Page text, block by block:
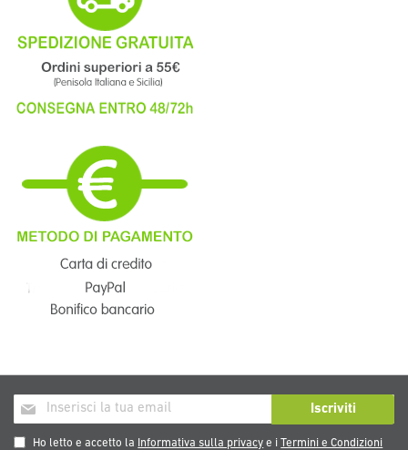
Iscriviti
alla
nostra
Iscriviti
Ho letto e accetto la Informativa sulla privacy e iTermini e Condizioni